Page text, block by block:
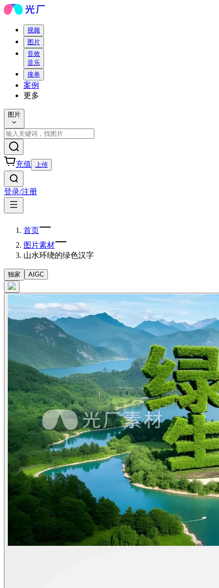
视频
图片
音效
音乐
接单
案例
更多
图片
充值 上传
登录/注册
首页
图片素材
山水环绕的绿色汉字
独家 AIGC